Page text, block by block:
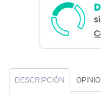
DESCRIPCIÓN